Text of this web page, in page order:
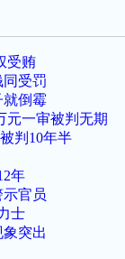
受贿
同受罚
就倒霉
元一审被判无期
判10年半
年
官员
士
突出